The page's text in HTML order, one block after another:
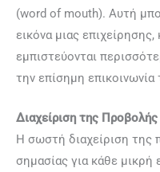
(word of mouth). Αυτή
εικόνα μιας
εμπιστεύονται
την επίσημη επικοινωνία
Διαχείριση της Προβολής
Η σωστή διαχείριση της
σημασίας για κάθε μικρή